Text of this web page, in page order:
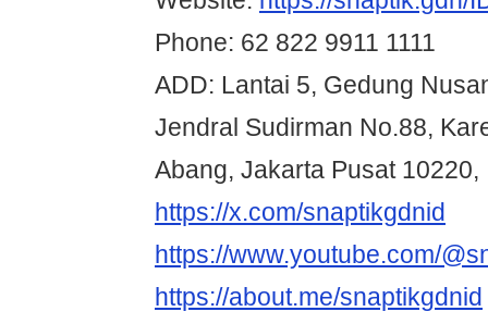
Phone: 62 822 9911 1111
ADD: Lantai 5, Gedung
Jendral Sudirman No.88,
Abang, Jakarta Pusat 10220,
https://x.com/snaptikgdnid
https://www.youtube.com/
https://about.me/snaptikgdnid